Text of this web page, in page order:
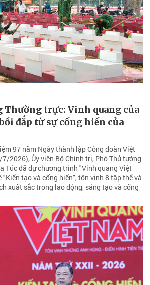
Thường trực: Vinh quang của
đắp từ sự cống hiến của
97 năm Ngày thành lập Công đoàn Việt
2026), Ủy viên Bộ Chính trị, Phó Thủ tướng
Túc đã dự chương trình "Vinh quang Việt
"Kiến tạo và cống hiến", tôn vinh 8 tập thể và
xuất sắc trong lao động, sáng tạo và cống